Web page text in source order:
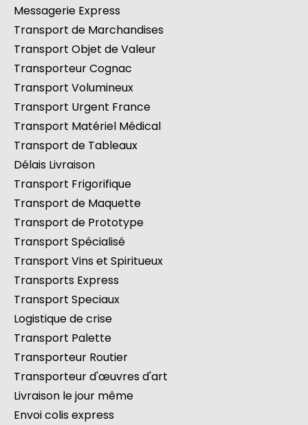
Messagerie Express
Transport de Marchandises
Transport Objet de Valeur
Transporteur Cognac
Transport Volumineux
Transport Urgent France
Transport Matériel Médical
Transport de Tableaux
Délais Livraison
Transport Frigorifique
Transport de Maquette
Transport de Prototype
Transport Spécialisé
Transport Vins et Spiritueux
Transports Express
Transport Speciaux
Logistique de crise
Transport Palette
Transporteur Routier
Transporteur d'œuvres d'art
Livraison le jour même
Envoi colis express